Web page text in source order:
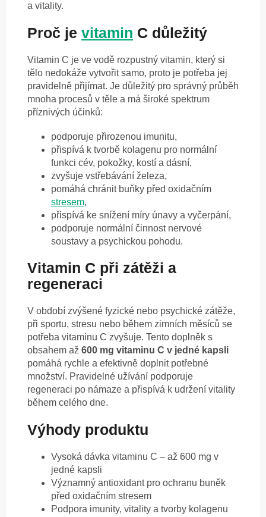
a vitality.
Proč je vitamin C důležitý
Vitamin C je ve vodě rozpustný vitamin, který si
tělo nedokáže vytvořit samo, proto je potřeba jej
pravidelně přijímat. Je důležitý pro správný průběh
mnoha procesů v těle a má široké spektrum
příznivých účinků:
podporuje přirozenou imunitu,
přispívá k tvorbě kolagenu pro normální
funkci cév, pokožky, kostí a dásní,
zvyšuje vstřebávání železa,
pomáhá chránit buňky před oxidačním
stresem,
přispívá ke snížení míry únavy a vyčerpání,
podporuje normální činnost nervové
soustavy a psychickou pohodu.
Vitamin C při zátěži a
regeneraci
V období zvýšené fyzické nebo psychické zátěže,
při sportu, stresu nebo během zimních měsíců se
potřeba vitaminu C zvyšuje. Tento doplněk s
obsahem až 600 mg vitaminu C v jedné kapsli
pomáhá rychle a efektivně doplnit potřebné
množství. Pravidelné užívání podporuje
regeneraci po námaze a přispívá k udržení vitality
během celého dne.
Výhody produktu
Vysoká dávka vitaminu C – až 600 mg v
jedné kapsli
Významný antioxidant pro ochranu buněk
před oxidačním stresem
Podpora imunity, vitality a tvorby kolagenu